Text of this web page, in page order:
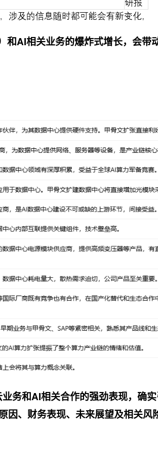
和AI相关业务的爆炸式增长，会带
务和AI相关合作的强劲表现，确
因、财务表现、未来展望及相关风